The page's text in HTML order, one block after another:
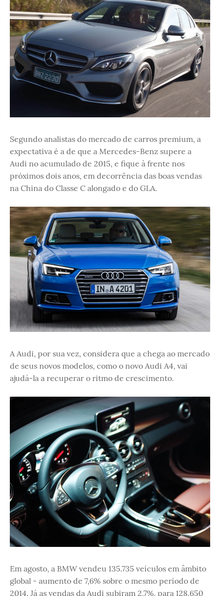
Segundo analistas do mercado de carros premium, a
expectativa é a de que a Mercedes-Benz supere a
Audi no acumulado de 2015, e fique à frente nos
próximos dois anos, em decorrência das boas vendas
na China do Classe C alongado e do GLA.
A Audi, por sua vez, considera que a chega ao mercado
de seus novos modelos, como o novo Audi A4, vai
ajudá-la a recuperar o ritmo de crescimento.
Em agosto, a BMW vendeu 135.735 veículos em âmbito
global - aumento de 7,6% sobre o mesmo período de
2014. Já as vendas da Audi subiram 2,7%, para 128.650